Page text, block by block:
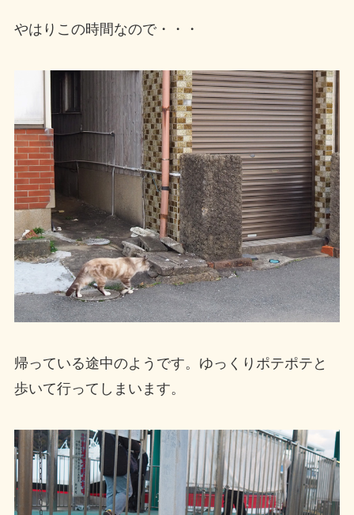
やはりこの時間なので・・・
帰っている途中のようです。ゆっくりポテポテと
歩いて行ってしまいます。